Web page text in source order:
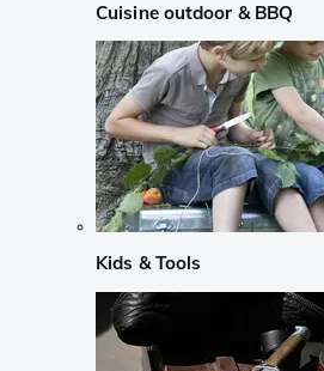
Cuisine outdoor & BBQ
Kids & Tools